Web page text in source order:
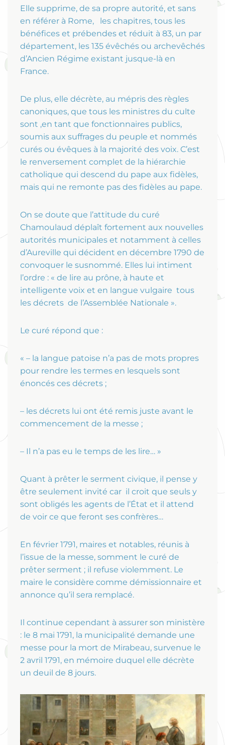
Elle supprime, de sa propre autorité, et sans
en référer à Rome, les chapitres, tous les
bénéfices et prébendes et réduit à 83, un par
département, les 135 évêchés ou archevêchés
d’Ancien Régime existant jusque-là en
France.
De plus, elle décrète, au mépris des règles
canoniques, que tous les ministres du culte
sont ,en tant que fonctionnaires publics,
soumis aux suffrages du peuple et nommés
curés ou évêques à la majorité des voix. C’est
le renversement complet de la hiérarchie
catholique qui descend du pape aux fidèles,
mais qui ne remonte pas des fidèles au pape.
On se doute que l’attitude du curé
Chamoulaud déplaît fortement aux nouvelles
autorités municipales et notamment à celles
d’Aureville qui décident en décembre 1790 de
convoquer le susnommé. Elles lui intiment
l’ordre : « de lire au prône, à haute et
intelligente voix et en langue vulgaire tous
les décrets de l’Assemblée Nationale ».
Le curé répond que :
« – la langue patoise n’a pas de mots propres
pour rendre les termes en lesquels sont
énoncés ces décrets ;
– les décrets lui ont été remis juste avant le
commencement de la messe ;
– Il n’a pas eu le temps de les lire… »
Quant à prêter le serment civique, il pense y
être seulement invité car il croit que seuls y
sont obligés les agents de l’État et il attend
de voir ce que feront ses confrères…
En février 1791, maires et notables, réunis à
l’issue de la messe, somment le curé de
prêter serment ; il refuse violemment. Le
maire le considère comme démissionnaire et
annonce qu’il sera remplacé.
Il continue cependant à assurer son ministère
: le 8 mai 1791, la municipalité demande une
messe pour la mort de Mirabeau, survenue le
2 avril 1791, en mémoire duquel elle décrète
un deuil de 8 jours.